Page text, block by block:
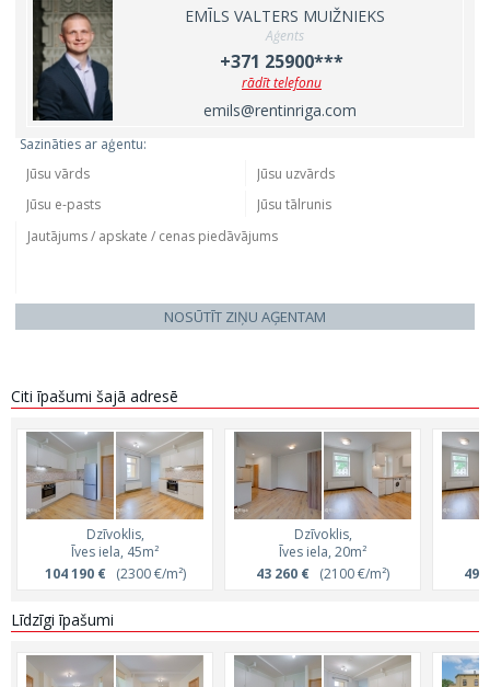
EMĪLS VALTERS MUIŽNIEKS
Aģents
+371 25900***
rādīt telefonu
emils@rentinriga.com
Sazināties ar aģentu:
NOSŪTĪT ZIŅU AĢENTAM
Citi īpašumi šajā adresē
Dzīvoklis,
Īves iela, 45m²
104 190 €(2300 €/m²)
Dzīvoklis,
Īves iela, 20m²
43 260 € (2100 €/m²)
49
Līdzīgi īpašumi